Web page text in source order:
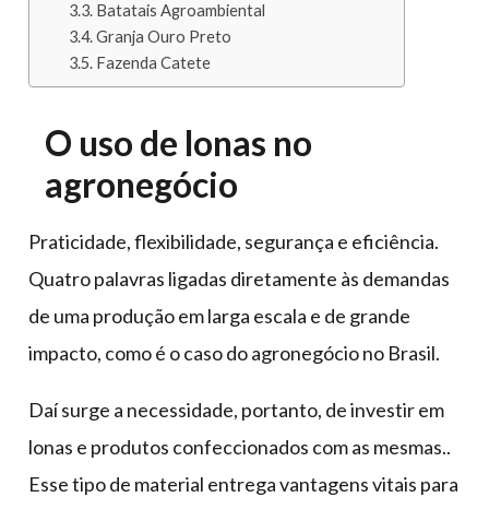
Batatais Agroambiental
Granja Ouro Preto
Fazenda Catete
O uso de lonas no
agronegócio
Praticidade, flexibilidade, segurança e eficiência.
Quatro palavras ligadas diretamente às demandas
de uma produção em larga escala e de grande
impacto, como é o caso do agronegócio no Brasil.
Daí surge a necessidade, portanto, de investir em
lonas e produtos confeccionados com as mesmas..
Esse tipo de material entrega vantagens vitais para